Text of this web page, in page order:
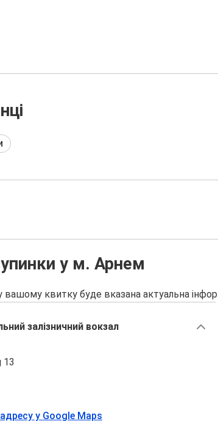
у м. Арнем
вашому квитку буде вказана актуальна
залізничний вокзал
13
у Google Maps